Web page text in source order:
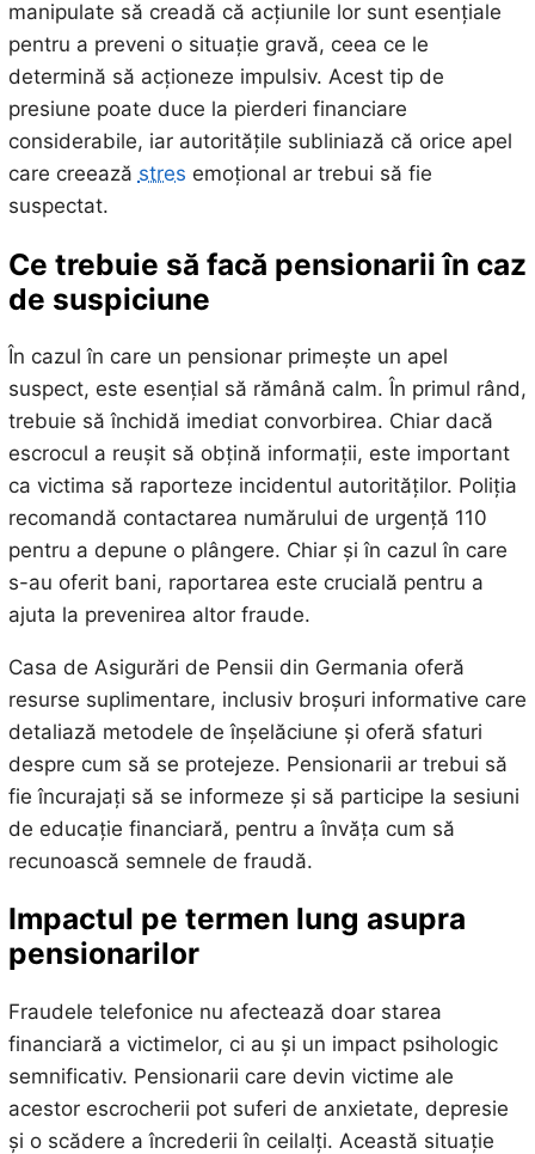
manipulate să creadă că acțiunile lor sunt esențiale
pentru a preveni o situație gravă, ceea ce le
determină să acționeze impulsiv. Acest tip de
presiune poate duce la pierderi financiare
considerabile, iar autoritățile subliniază că orice apel
care creează stres emoțional ar trebui să fie
suspectat.
Ce trebuie să facă pensionarii în caz
de suspiciune
În cazul în care un pensionar primește un apel
suspect, este esențial să rămână calm. În primul rând,
trebuie să închidă imediat convorbirea. Chiar dacă
escrocul a reușit să obțină informații, este important
ca victima să raporteze incidentul autorităților. Poliția
recomandă contactarea numărului de urgență 110
pentru a depune o plângere. Chiar și în cazul în care
s-au oferit bani, raportarea este crucială pentru a
ajuta la prevenirea altor fraude.
Casa de Asigurări de Pensii din Germania oferă
resurse suplimentare, inclusiv broșuri informative care
detaliază metodele de înșelăciune și oferă sfaturi
despre cum să se protejeze. Pensionarii ar trebui să
fie încurajați să se informeze și să participe la sesiuni
de educație financiară, pentru a învăța cum să
recunoască semnele de fraudă.
Impactul pe termen lung asupra
pensionarilor
Fraudele telefonice nu afectează doar starea
financiară a victimelor, ci au și un impact psihologic
semnificativ. Pensionarii care devin victime ale
acestor escrocherii pot suferi de anxietate, depresie
și o scădere a încrederii în ceilalți. Această situație